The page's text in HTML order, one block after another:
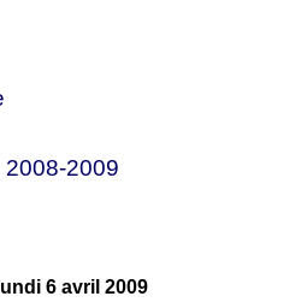
2008-2009
6 avril 2009